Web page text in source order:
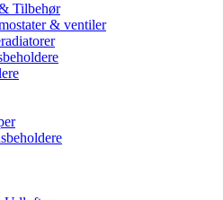
Tilbehør
& ventiler